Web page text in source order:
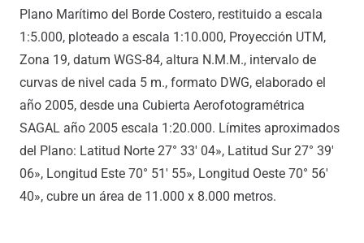
Plano Marítimo del Borde Costero, restituido a escala
1:5.000, ploteado a escala 1:10.000, Proyección UTM,
Zona 19, datum WGS-84, altura N.M.M., intervalo de
curvas de nivel cada 5 m., formato DWG, elaborado el
año 2005, desde una Cubierta Aerofotogramétrica
SAGAL año 2005 escala 1:20.000. Límites aproximados
del Plano: Latitud Norte 27° 33′ 04», Latitud Sur 27° 39′
06», Longitud Este 70° 51′ 55», Longitud Oeste 70° 56′
40», cubre un área de 11.000 x 8.000 metros.